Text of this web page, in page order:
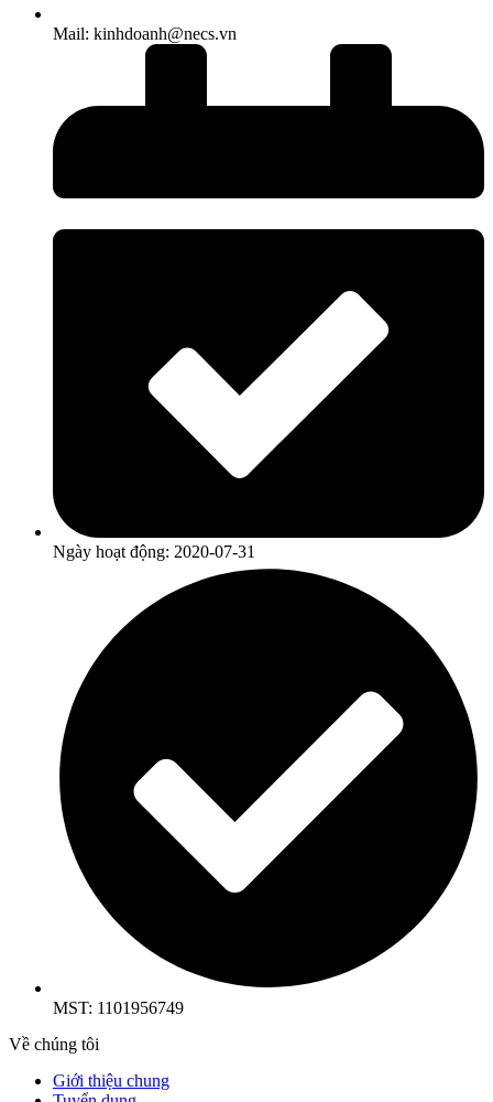
Mail: kinhdoanh@necs.vn
Ngày hoạt động: 2020-07-31
MST: 1101956749
Về chúng tôi
Giới thiệu chung